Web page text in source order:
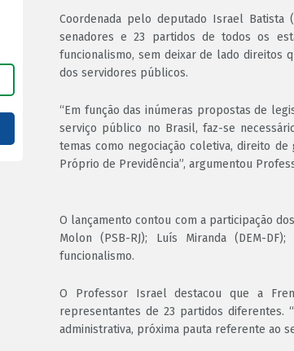
Coordenada pelo deputado Israel Batista
senadores e 23 partidos de todos os
funcionalismo, sem deixar de lado direitos
dos servidores públicos.
“Em função das inúmeras propostas de
serviço público no Brasil, faz-se
temas como negociação coletiva, direito
Próprio de Previdência”, argumentou
O lançamento contou com a participação
Molon (PSB-RJ); Luís Miranda (DEM-
funcionalismo.
O Professor Israel destacou que a
representantes de 23 partidos diferentes.
administrativa, próxima pauta referente ao